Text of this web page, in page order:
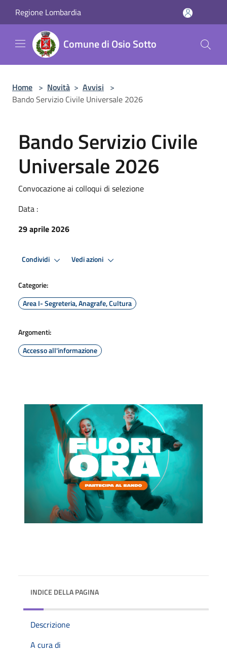
Regione Lombardia
Comune di Osio Sotto
Home > Novità > Avvisi >
Bando Servizio Civile Universale 2026
Bando Servizio Civile
Universale 2026
Convocazione ai colloqui di selezione
Data :
29 aprile 2026
Condividi Vedi azioni
Categorie:
Area I- Segreteria, Anagrafe, Cultura
Argomenti:
Accesso all'informazione
INDICE DELLA PAGINA
Descrizione
A cura di